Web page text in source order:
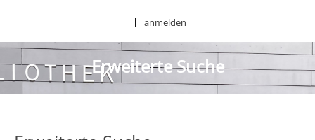
anmelden
Erweiterte Suche